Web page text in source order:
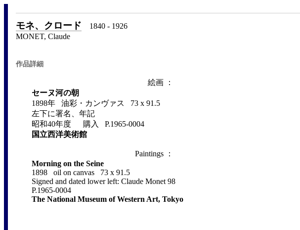
モネ、クロード 1840 - 1926
MONET, Claude
作品詳細
絵画 ：
セーヌ河の朝
1898年 油彩・カンヴァス 73 x 91.5
左下に署名、年記
昭和40年度 購入 P.1965-0004
国立西洋美術館
Paintings ：
Morning on the Seine
1898 oil on canvas 73 x 91.5
Signed and dated lower left: Claude Monet 98
P.1965-0004
The National Museum of Western Art, Tokyo